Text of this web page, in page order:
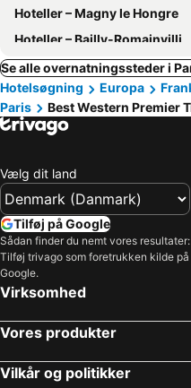
Hoteller – Magny le Hongre
Hoteller – Bailly-Romainvilliers
Se alle overnatningssteder i
Hotelsøgning
Europa
Paris
Best Western Premier
Vælg dit land
Tilføj på Google
Sådan finder du nemt vores resultater:
Tilføj trivago som foretrukken kilde på
Google.
Virksomhed
Vores produkter
Vilkår og politikker